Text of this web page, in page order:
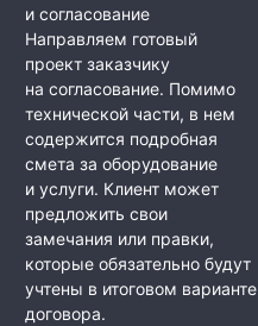
и согласование
Направляем готовый
проект заказчику
на согласование. Помимо
технической части, в нем
содержится подробная
смета за оборудование
и услуги. Клиент может
предложить свои
замечания или правки,
которые обязательно будут
учтены в итоговом варианте
договора.